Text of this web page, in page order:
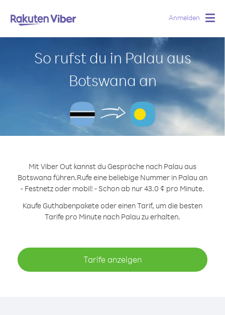
Anmelden
So rufst du in Palau aus
Botswana an
Mit Viber Out kannst du Gespräche nach Palau aus
Botswana führen.Rufe eine beliebige Nummer in Palau an
- Festnetz oder mobil! - Schon ab nur 43.0 ¢ pro Minute.
Kaufe Guthabenpakete oder einen Tarif, um die besten
Tarife pro Minute nach Palau zu erhalten.
Tarife anzeigen